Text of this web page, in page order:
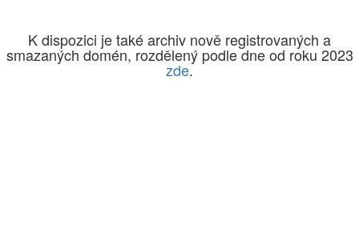
K dispozici je také archiv nově registrovaných a
smazaných domén, rozdělený podle dne od roku 2023
zde.